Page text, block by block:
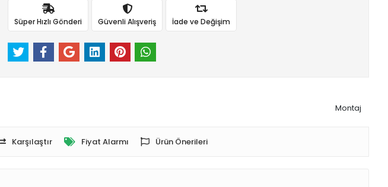
Süper Hızlı Gönderi Güvenli Alışveriş İade ve Değişim
Montaj
Karşılaştır Fiyat Alarmı Ürün Önerileri